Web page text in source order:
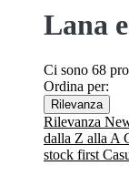
Lana
Ci sono 68
Ordina per:
Rilevanza
Rilevanza
dalla Z alla A
stock first